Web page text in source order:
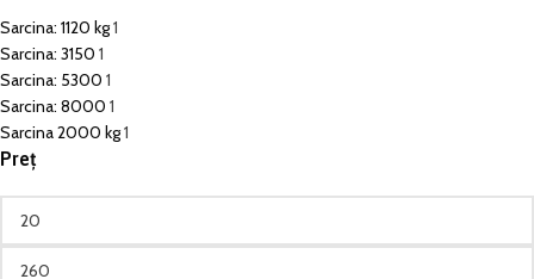
Sarcina: 1120 kg1
Sarcina: 3150 1
Sarcina: 5300 1
Sarcina: 8000 1
Sarcina 2000 kg1
Preț